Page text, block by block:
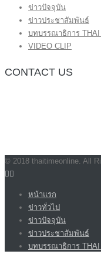
ข่าวปัจจุบัน
ข่าวประชาสัมพันธ์
บทบรรณาธิการ THAI
VIDEO CLIP
CONTACT US
© 2018 thaitimeonline. All
หน้าแรก
ข่าวทั่วไป
ข่าวปัจจุบัน
ข่าวประชาสัมพันธ์
บทบรรณาธิการ THAI